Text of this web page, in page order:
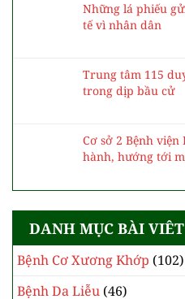
Những lá phiếu
tế vì nhân dân
Trung tâm 115
trong dịp bầu cử
Cơ sở 2 Bệnh viện
hành, hướng tới
DANH MỤC BÀI VIÊT
Bệnh Cơ Xương Khớp (102)
Bệnh Da Liễu (46)